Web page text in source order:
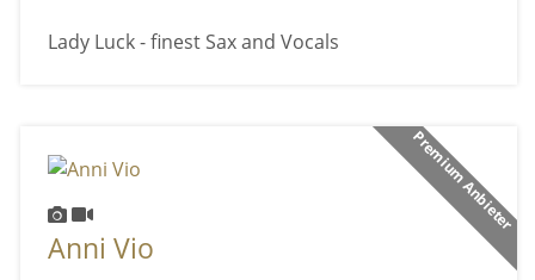
Lady Luck - finest Sax and Vocals
Premium Anbieter
Anni Vio